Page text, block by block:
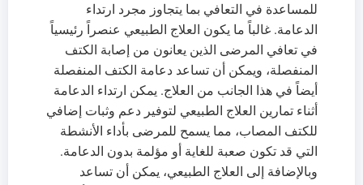
للمساعدة في التعافي بما يتجاوز مجرد ارتداء
الدعامة. غالباً ما يكون العلاج الطبيعي عنصراً رئيسياً
في تعافي المرضى الذين يعانون من إصابة الكتف
المنفصلة، ويمكن أن تساعد دعامة الكتف المنفصلة
أيضاً في هذا الجانب من العلاج. يمكن ارتداء الدعامة
أثناء تمارين العلاج الطبيعي لتوفير دعم وثبات إضافي
للكتف المصاب، مما يسمح للمرضى بأداء الأنشطة
التي قد تكون صعبة للغاية أو مؤلمة بدون الدعامة.
وبالإضافة إلى العلاج الطبيعي، يمكن أن تساعد